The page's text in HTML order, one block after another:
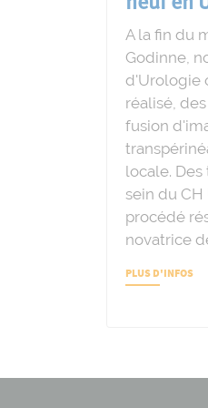
A la fin du
Godinne,
d'Urologie
réalisé,
fusion
locale.
sein du CH
procédé
novatrice
PLUS D'INFOS